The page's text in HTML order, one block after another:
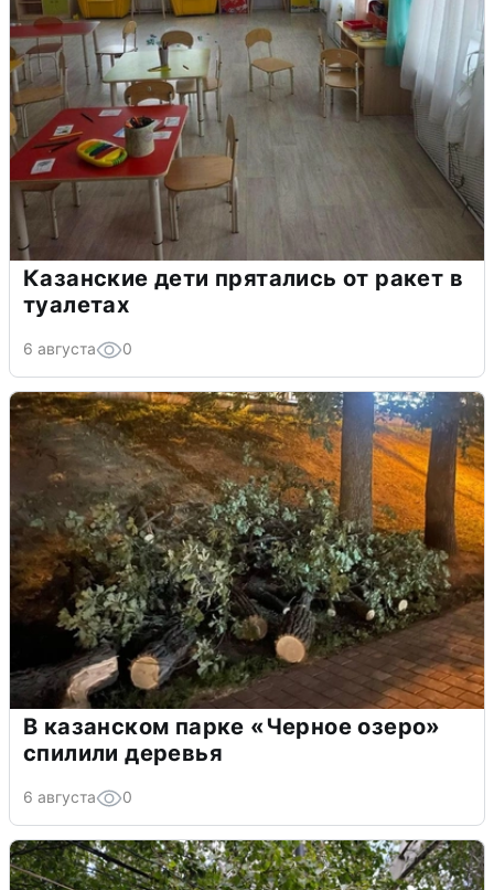
Казанские дети прятались от ракет в
туалетах
6 августа 0
В казанском парке «Черное озеро»
спилили деревья
6 августа 0